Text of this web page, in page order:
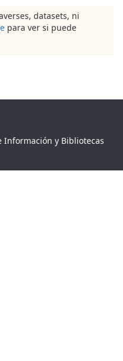
datasets, ni
para ver si puede
Información y Bibliotecas